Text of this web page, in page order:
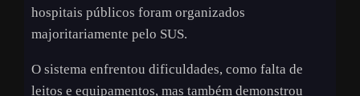
hospitais públicos foram organizados
majoritariamente pelo SUS.
O sistema enfrentou dificuldades, como falta de
leitos e equipamentos, mas também demonstrou